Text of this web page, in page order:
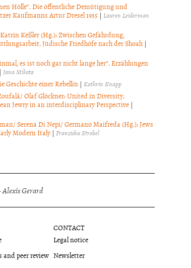
Hölle“. Die öffentliche Demütigung und
Kaufmanns Artur Dresel 1935| Lauren Leiderman
Keßler (Hg.): Zwischen Gefährdung,
Jüdische Friedhöfe nach der Shoah|
es ist noch gar nicht lange her“. Erzählungen
Jana Mikota
Geschichte einer Rebellin |Kathrin Knapp
Olaf Glöckner: United in Diversity.
Jewry in an interdisciplinary Perspective|
Serena Di Nepi/ Germano Maifreda (Hg.): Jews
Modern Italy| Franziska Strobel
Gerard
peer review
CONTACT
Legal notice
Newsletter